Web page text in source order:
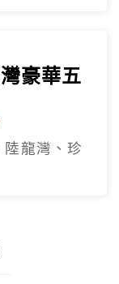
豪華五
龍灣、珍